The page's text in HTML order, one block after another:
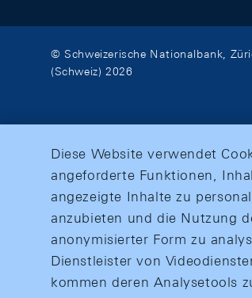
© Schweizerische Nationalbank,
(Schweiz) 2026
Diese Website verwendet
angeforderte Funktionen,
angezeigte Inhalte zu
anzubieten und die Nutzung
anonymisierter Form zu
Dienstleister von
kommen deren Analysetools